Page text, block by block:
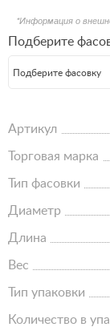
*Информация о
Подберите
Подберите фасовку
Артикул
Торговая марка
Тип фасовки
Диаметр
Длина
Вес
Тип упаковки
Количество в